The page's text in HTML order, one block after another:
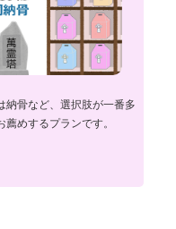
納骨など、選択肢が一番多
めするプランです。